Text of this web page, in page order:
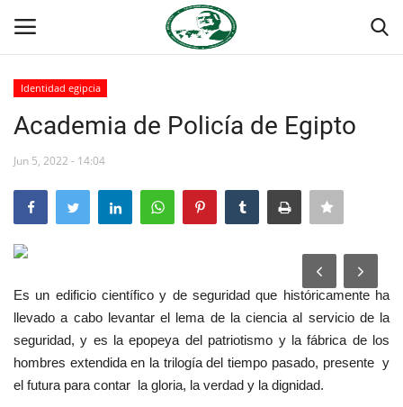
Inicio
Contacto
Foro Internacional Nasser
Egipto
Nuestro Equipo
Herencia de Jamal Abdel-Nasser
Identidad egipcia
Academia de Policía de Egipto
Jun 5, 2022 - 14:04
Es un edificio científico y de seguridad que históricamente ha
llevado a cabo levantar el lema de la ciencia al servicio de la
seguridad, y es la epopeya del patriotismo y la fábrica de los
hombres extendida en la trilogía del tiempo pasado, presente y
el futura para contar la gloria, la verdad y la dignidad.